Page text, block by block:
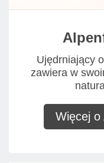
Ujędrniający
zawiera w
Więcej o